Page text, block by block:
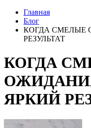
Главная
Блог
КОГДА СМЕЛЫЕ
РЕЗУЛЬТАТ
КОГДА
ЯРКИЙ